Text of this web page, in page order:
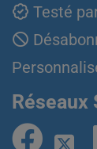
Testé
Réseaux